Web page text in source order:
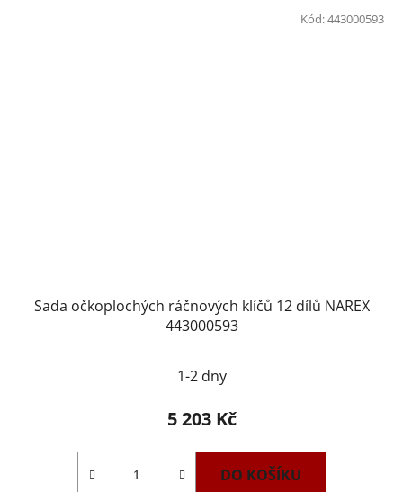
Sada očkoplochých ráčnových klíčů 12 dílů NAREX
443000593
1-2 dny
5 203 Kč
DO KOŠÍKU
Kód:443000593